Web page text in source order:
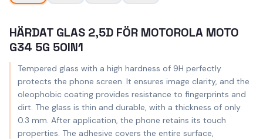
HÄRDAT GLAS 2,5D FÖR MOTOROLA MOTO
G34 5G 50IN1
Tempered glass with a high hardness of 9H perfectly
protects the phone screen. It ensures image clarity, and the
oleophobic coating provides resistance to fingerprints and
dirt. The glass is thin and durable, with a thickness of only
0.3 mm. After application, the phone retains its touch
properties. The adhesive covers the entire surface,